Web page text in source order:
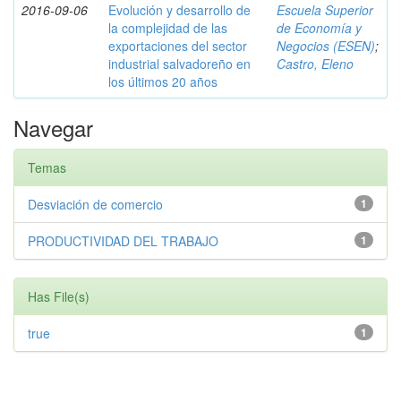
2016-09-06
Evolución y desarrollo de
la complejidad de las
exportaciones del sector
industrial salvadoreño en
los últimos 20 años
Escuela Superior
de Economía y
Negocios (ESEN);
Castro, Eleno
Navegar
Temas
1
Desviación de comercio
1
PRODUCTIVIDAD DEL TRABAJO
Has File(s)
1
true